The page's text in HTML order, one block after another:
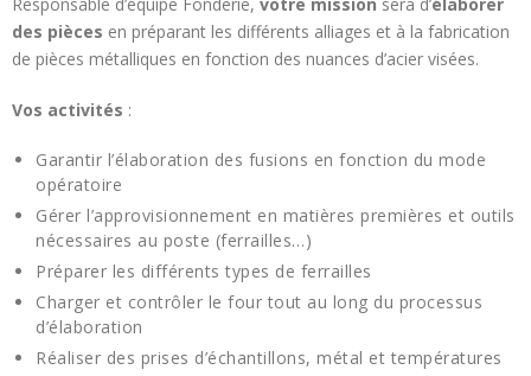
des pièces en préparant les différents alliages et à la fabrication
de pièces métalliques en fonction des nuances d’acier visées.
Vos activités :
Garantir l’élaboration des fusions en fonction du mode
opératoire
Gérer l’approvisionnement en matières premières et outils
nécessaires au poste (ferrailles…)
Préparer les différents types de ferrailles
Charger et contrôler le four tout au long du processus
d’élaboration
Réaliser des prises d’échantillons, métal et températures